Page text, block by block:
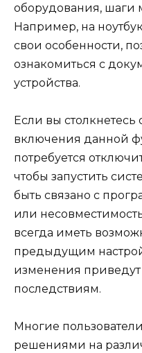
оборудования, шаги
Например, на
свои особенности,
ознакомиться с
устройства.
Если вы
включения данной
потребуется
чтобы запустить
быть связано с
или
всегда иметь
предыдущим
изменения
последствиям.
Многие
решениями на